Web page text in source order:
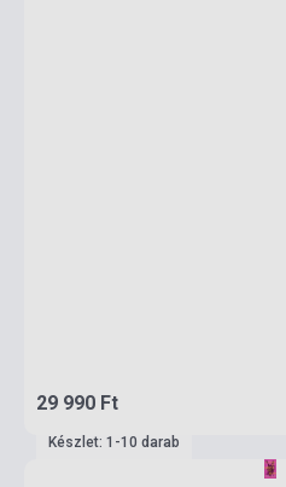
29 990 Ft
Készlet: 1-10 darab